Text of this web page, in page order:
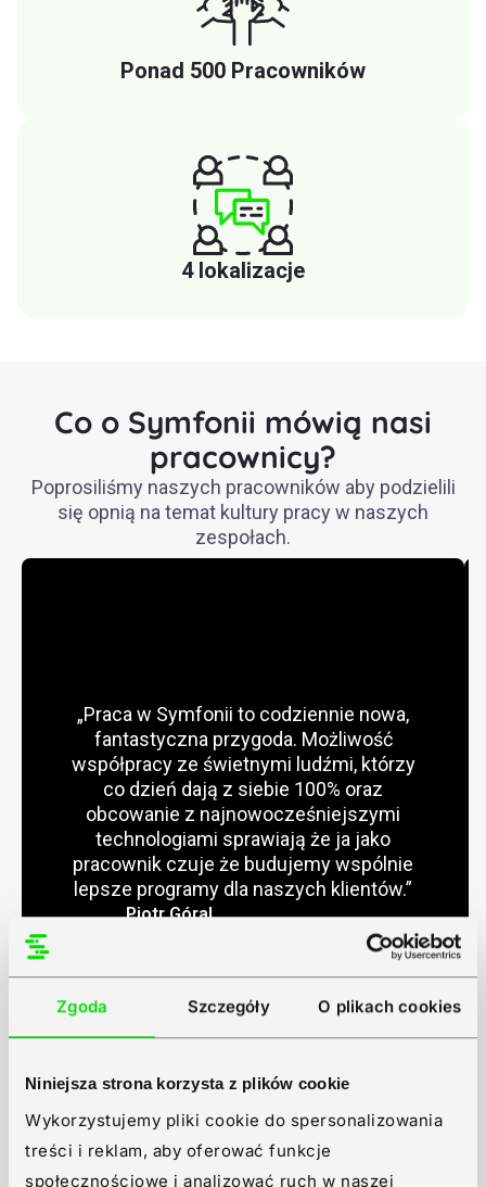
Zgoda Szczegóły O plikach cookies
Niniejsza strona korzysta z plików cookie
Wykorzystujemy pliki cookie do spersonalizowania
treści i reklam, aby oferować funkcje
społecznościowe i analizować ruch w naszej
Ponad 500 Pracowników
4 lokalizacje
Co o Symfonii mówią nasi
pracownicy?
Poprosiliśmy naszych pracowników aby podzielili
się opnią na temat kultury pracy w naszych
zespołach.
„Praca w Symfonii to codziennie nowa,
fantastyczna przygoda. Możliwość
współpracy ze świetnymi ludźmi, którzy
co dzień dają z siebie 100% oraz
obcowanie z najnowocześniejszymi
technologiami sprawiają że ja jako
pracownik czuje że budujemy wspólnie
lepsze programy dla naszych klientów.”
Piotr Góral
Starszy Specjalista ds. Wsparcia